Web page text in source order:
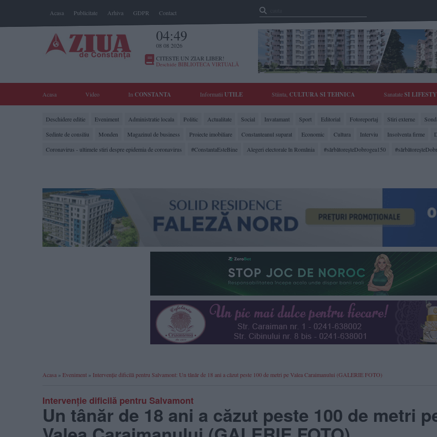
Acasa Publicitate Arhiva GDPR Contact
04:49
08 08 2026
CITESTE UN ZIAR LIBER!
Deschide BIBLIOTECA VIRTUALĂ
Acasa Video In CONSTANTA Informatii UTILE Stiinta, CULTURA SI TEHNICA SanatateSI
Deschidere editie Eveniment Administratie locala Politic Actualitate Social Invatamant Sport Editorial Fotoreportaj Stiri externe
Sedinte de consiliu
Monden Magazinul de business Proiecte imobiliare Constanteanul suparat Economic Cultura Interviu Insolventa firme
Coronavirus - ultimele stiri despre epidemia de coronavirus
#ConstantaEsteBine Alegeri electorale în România #sărbătoreşteDobrogea150
Acasa » Eveniment » Intervenție dificilă pentru Salvamont: Un tânăr de 18 ani a căzut peste 100 de metri pe Valea Caraimanului (GALERIE FOTO)
Intervenție dificilă pentru Salvamont
Un tânăr de 18 ani a căzut peste 100 de metri